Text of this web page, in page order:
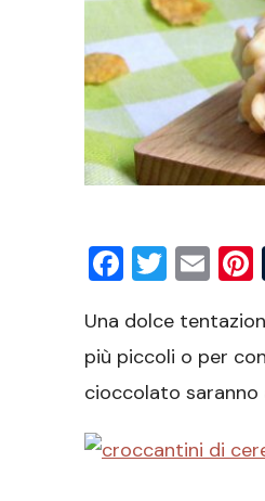
Una dolce
più piccoli o per
cioccolato